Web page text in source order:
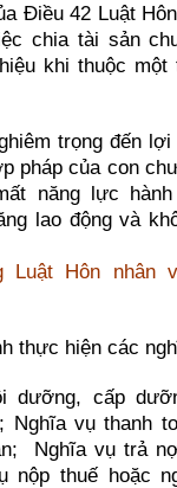
Điều 42 Luật
chia tài sản
khi thuộc
trọng đến
pháp của con
năng lực
lao động và
Luật Hôn nhân
thực hiện các
dưỡng, cấp
Nghĩa vụ thanh
Nghĩa vụ trả
nộp thuế hoặc